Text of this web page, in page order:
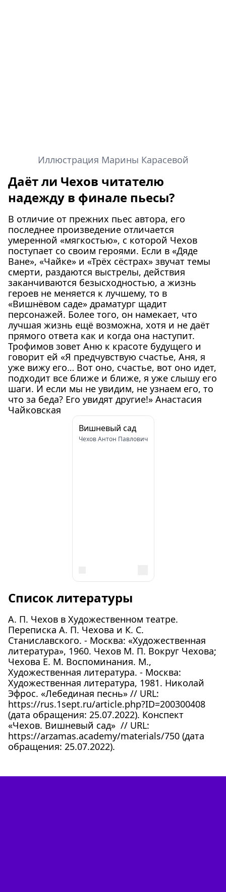
Иллюстрация Марины Карасевой
Даёт ли Чехов читателю
надежду в финале пьесы?
В отличие от прежних пьес автора, его
последнее произведение отличается
умеренной «мягкостью», с которой Чехов
поступает со своим героями. Если в «Дяде
Ване», «Чайке» и «Трёх сёстрах» звучат темы
смерти, раздаются выстрелы, действия
заканчиваются безысходностью, а жизнь
героев не меняется к лучшему, то в
«Вишнёвом саде» драматург щадит
персонажей. Более того, он намекает, что
лучшая жизнь ещё возможна, хотя и не даёт
прямого ответа как и когда она наступит.
Трофимов зовет Аню к красоте будущего и
говорит ей «Я предчувствую счастье, Аня, я
уже вижу его… Вот оно, счастье, вот оно идет,
подходит все ближе и ближе, я уже слышу его
шаги. И если мы не увидим, не узнаем его, то
что за беда? Его увидят другие!» Анастасия
Чайковская
Вишневый сад
Чехов Антон Павлович
Список литературы
А. П. Чехов в Художественном театре.
Переписка А. П. Чехова и К. С.
Станиславского. - Москва: «Художественная
литература», 1960. Чехов М. П. Вокруг Чехова;
Чехова Е. М. Воспоминания. М.,
Художественная литература. - Москва:
Художественная литература, 1981. Николай
Эфрос. «Лебединая песнь» // URL:
https://rus.1sept.ru/article.php?ID=200300408
(дата обращения: 25.07.2022). Конспект
«Чехов. Вишневый сад» // URL:
https://arzamas.academy/materials/750 (дата
обращения: 25.07.2022).